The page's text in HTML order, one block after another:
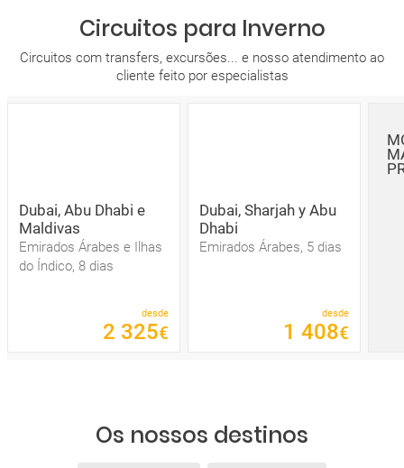
Circuitos para Inverno
Circuitos com transfers, excursões... e nosso atendimento ao
cliente feito por especialistas
Dubai, Abu Dhabi e
Maldivas
Emirados Árabes e Ilhas
do Índico, 8 dias
desde
2 325€
Dubai, Sharjah y Abu
Dhabi
Emirados Árabes, 5 dias
desde
1 408€
Os nossos destinos